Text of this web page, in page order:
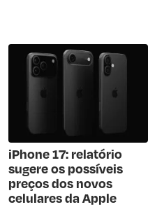
iPhone 17: relatório
sugere os possíveis
preços dos novos
celulares da Apple